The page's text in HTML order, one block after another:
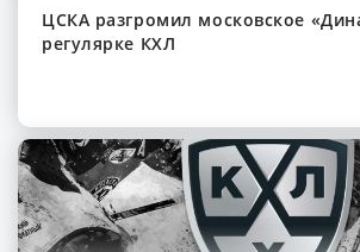
ЦСКА разгромил московское
регулярке КХЛ